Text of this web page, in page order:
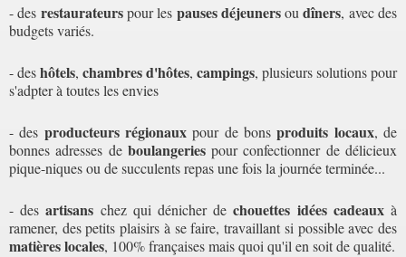
- des restaurateurspour les pauses déjeunersoudîners, avec des
budgets variés.
- deshôtels, chambres d'hôtes, campings, plusieurs solutions pour
s'adpter à toutes les envies
- des producteurs régionaux pour de bonsproduits locaux, de
bonnes adresses de boulangeriespour confectionner de délicieux
pique-niques ou de succulents repas une fois la journée terminée...
- desartisans chez qui dénicher dechouettes idées cadeauxà
ramener, des petits plaisirs à se faire, travaillant si possible avec des
matières locales, 100% françaises mais quoi qu'il en soit de qualité.